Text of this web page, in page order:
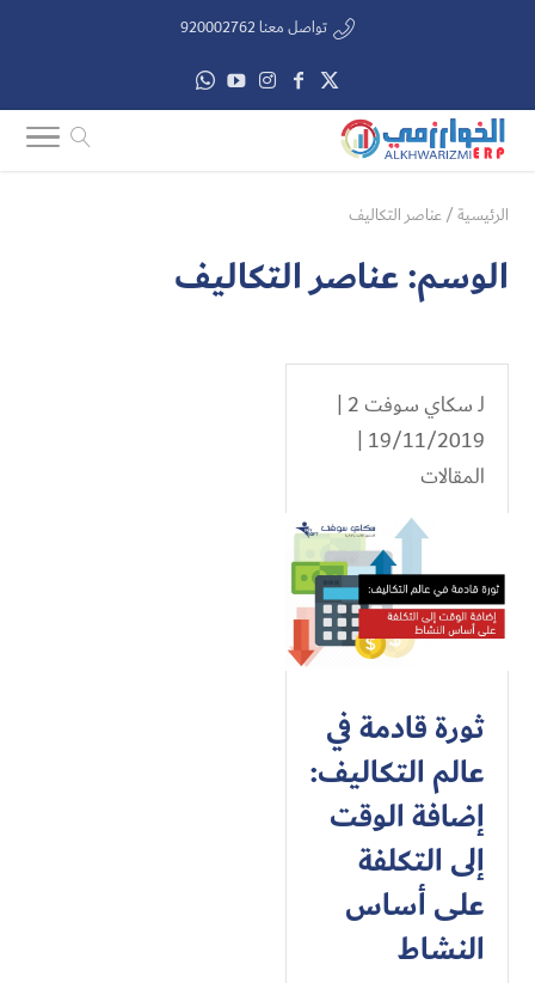
تواصل معنا 920002762
الرئيسية/عناصر التكاليف
الوسم:عناصر التكاليف
لـسكاي سوفت 2
|
19/11/2019 |
المقالات
ثورة قادمة في
عالم التكاليف:
إضافة الوقت
إلى التكلفة
على أساس
النشاط